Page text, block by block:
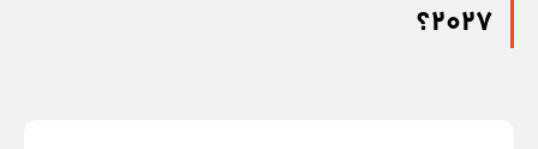
۲۰۲۷؟